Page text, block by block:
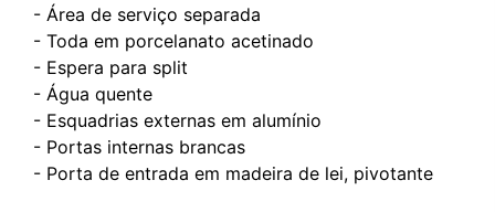
- Área de serviço separada
- Toda em porcelanato acetinado
- Espera para split
- Água quente
- Esquadrias externas em alumínio
- Portas internas brancas
- Porta de entrada em madeira de lei, pivotante